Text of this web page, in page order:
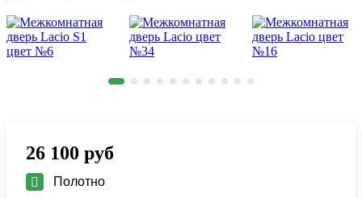
26 100 руб
Полотно